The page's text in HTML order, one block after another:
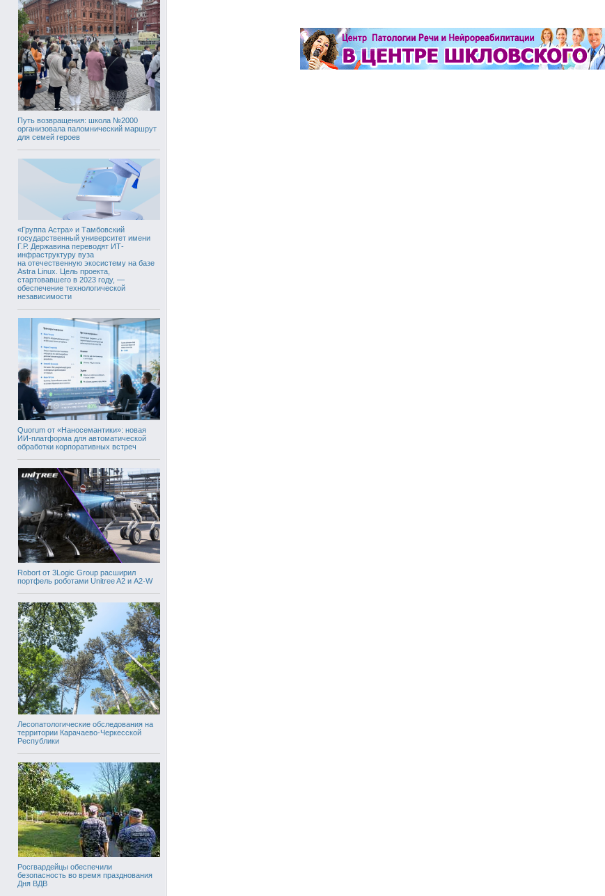
Путь возвращения: школа №2000
организовала паломнический маршрут
для семей героев
«Группа Астра» и Тамбовский
государственный университет имени
Г.Р. Державина переводят ИТ-
инфраструктуру вуза
на отечественную экосистему на базе
Astra Linux. Цель проекта,
стартовавшего в 2023 году, —
обеспечение технологической
независимости
Quorum от «Наносемантики»: новая
ИИ-платформа для автоматической
обработки корпоративных встреч
Robort от 3Logic Group расширил
портфель роботами Unitree A2 и A2-W
Лесопатологические обследования на
территории Карачаево-Черкесской
Республики
Росгвардейцы обеспечили
безопасность во время празднования
Дня ВДВ